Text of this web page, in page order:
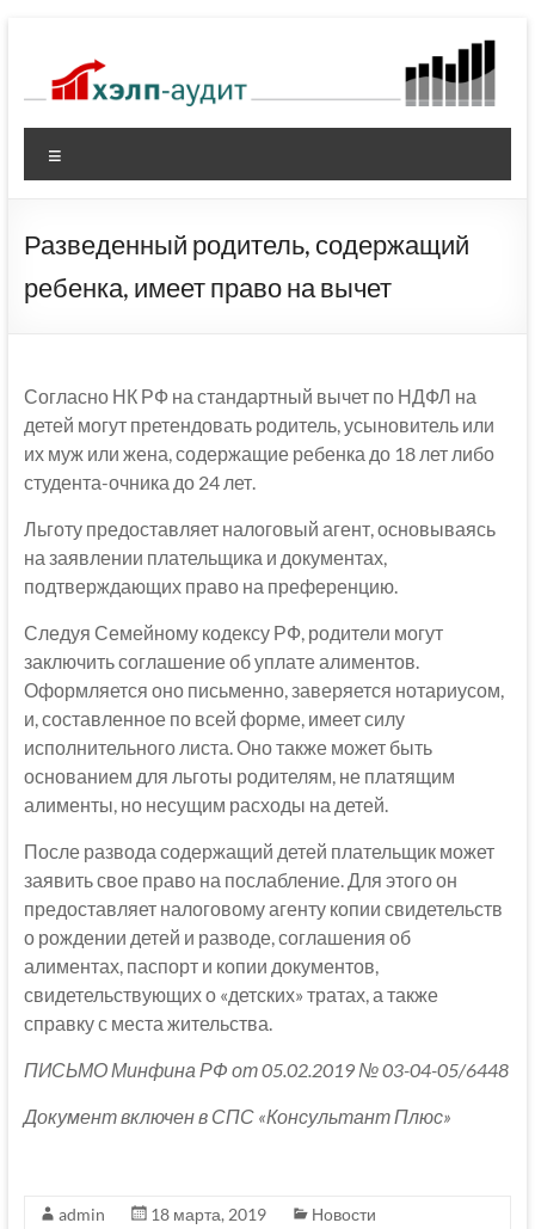
содержимому
Разведенный родитель, содержащий
ребенка, имеет право на вычет
Согласно НК РФ на стандартный вычет по НДФЛ на
детей могут претендовать родитель, усыновитель или
их муж или жена, содержащие ребенка до 18 лет либо
студента-очника до 24 лет.
Льготу предоставляет налоговый агент, основываясь
на заявлении плательщика и документах,
подтверждающих право на преференцию.
Следуя Семейному кодексу РФ, родители могут
заключить соглашение об уплате алиментов.
Оформляется оно письменно, заверяется нотариусом,
и, составленное по всей форме, имеет силу
исполнительного листа. Оно также может быть
основанием для льготы родителям, не платящим
алименты, но несущим расходы на детей.
После развода содержащий детей плательщик может
заявить свое право на послабление. Для этого он
предоставляет налоговому агенту копии свидетельств
о рождении детей и разводе, соглашения об
алиментах, паспорт и копии документов,
свидетельствующих о «детских» тратах, а также
справку с места жительства.
ПИСЬМО Минфина РФ от 05.02.2019 № 03-04-05/6448
Документ включен в СПС «Консультант Плюс»
admin 18 марта, 2019
Новости